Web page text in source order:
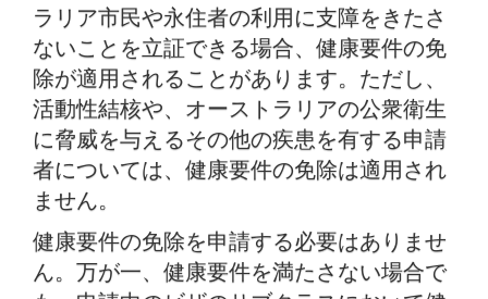
ラリア市民や永住者の利用に支障をきたさ
ないことを立証できる場合、健康要件の免
除が適用されることがあります。ただし、
活動性結核や、オーストラリアの公衆衛生
に脅威を与えるその他の疾患を有する申請
者については、健康要件の免除は適用され
ません。
健康要件の免除を申請する必要はありませ
ん。万が一、健康要件を満たさない場合で